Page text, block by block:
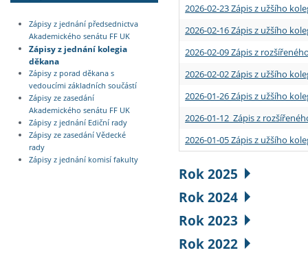
Zápisy z jednání předsednictva
Akademického senátu FF UK
Zápisy z jednání kolegia
děkana
Zápisy z porad děkana s
vedoucími základních součástí
Zápisy ze zasedání
Akademického senátu FF UK
Zápisy z jednání Ediční rady
Zápisy ze zasedání Vědecké
rady
Zápisy z jednání komisí fakulty
2026-02-23 Zápis z užšího
2026-02-16 Zápis z užšího
2026-02-09 Zápis z
2026-02-02 Zápis z užšího
2026-01-26 Zápis z užšího
2026-01-12 Zápis z
2026-01-05 Zápis z užšího
Rok 2025
Rok 2024
Rok 2023
Rok 2022